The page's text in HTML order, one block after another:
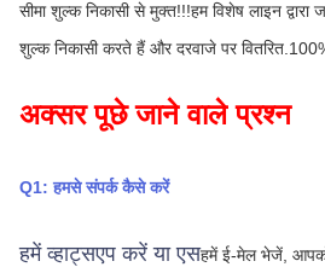
सीमा शुल्क निकासी से मुक्त!!!हम विशेष लाइन द्वारा
शुल्क निकासी करते हैं और दरवाजे पर
अक्सर पूछे जाने वाले प्रश्न
Q1: हमसे संपर्क कैसे करें
हमें व्हाट्सएप करें या एसहमें ई-मेल भेजें,